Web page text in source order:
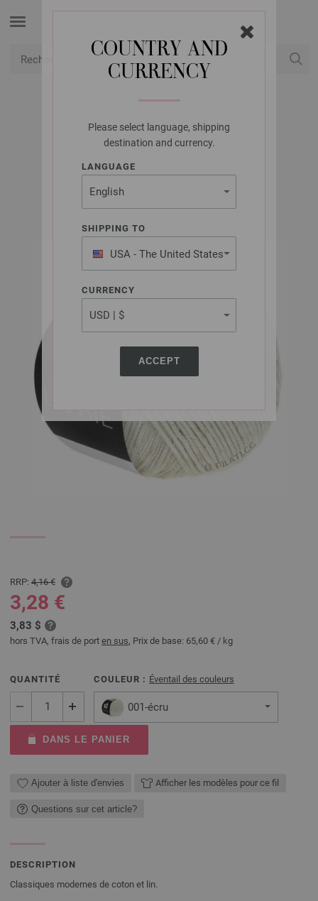
COUNTRY AND
CURRENCY
Please select language, shipping
destination and currency.
LANGUAGE
SHIPPING TO
USA - The United States
of America
CURRENCY
ACCEPT
LANA GROSSA
LINARTE
RRP: 4,16 €
3,28 €
3,83 $
hors TVA, frais de port en sus, Prix de base: 65,60 € / kg
QUANTITÉ COULEUR : Éventail des couleurs
001-écru
DANS LE PANIER
Ajouter à liste d'envies Afficher les modèles pour ce fil
Questions sur cet article?
DESCRIPTION
Classiques modernes de coton et lin.